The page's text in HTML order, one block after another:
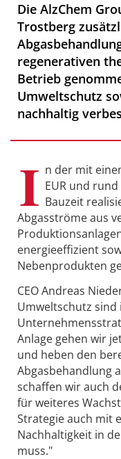
Die AlzChem
Trostberg
regenerativen
Betrieb
Umweltschutz
nachhaltig
I n der mit
EUR und
Bauzeit
Abgasströme aus
energieeffizient
Nebenprodukten
CEO Andreas
Umweltschutz
Anlage gehen wir
und heben den
Abgasbehandlung
schaffen wir auch
für weiteres
Strategie auch mit
Nachhaltigkeit in
muss."